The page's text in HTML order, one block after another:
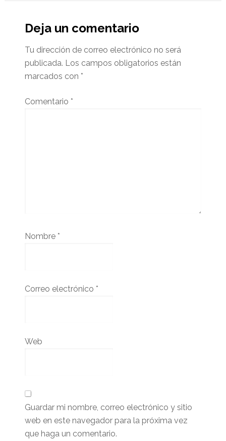
Deja un comentario
Tu dirección de correo electrónico no será
publicada. Los campos obligatorios están
marcados con *
Comentario *
Nombre *
Correo electrónico *
Web
Guardar mi nombre, correo electrónico y sitio
web en este navegador para la próxima vez
que haga un comentario.